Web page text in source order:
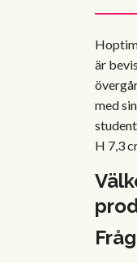
är
med
H 7,3